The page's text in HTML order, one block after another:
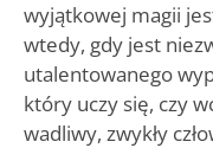
wyjątkowej magii
wtedy, gdy jest
utalentowanego
który uczy się, czy
wadliwy, zwykły